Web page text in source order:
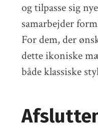
og tilpasse sig
samarbejder
For dem, der
dette ikoniske
både klassiske